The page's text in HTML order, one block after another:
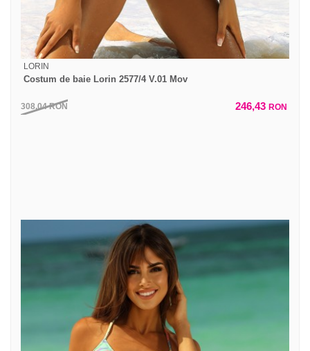
LORIN
Costum de baie Lorin 2577/4 V.01 Mov
308,04RON 246,43 RON